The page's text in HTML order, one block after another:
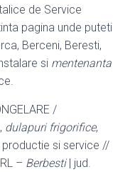
de Service
pagina unde puteti
Berceni, Beresti,
si mentenanta
/
dulapuri frigorifice,
si service //
– Berbesti| jud.